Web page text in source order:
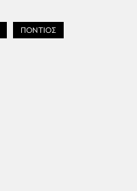
ΠΟΝΤΙΟΣ